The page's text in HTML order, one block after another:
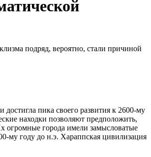
подряд, вероятно, стали причиной
пика своего развития к 2600-му
находки позволяют предположить,
огромные города имели замысловатые
му году до н.э. Хараппская цивилизация